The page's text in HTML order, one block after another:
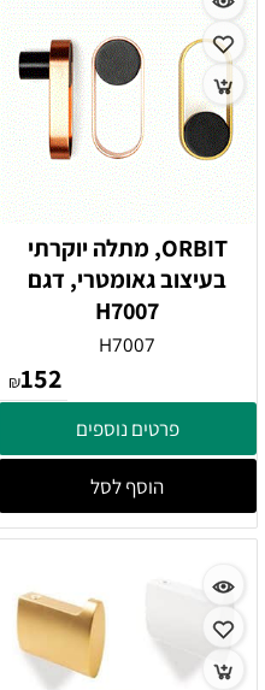
ORBIT, מתלה יוקרתי
בעיצוב גאומטרי, דגם
H7007
H7007
₪152
פרטים נוספים
הוסף לסל